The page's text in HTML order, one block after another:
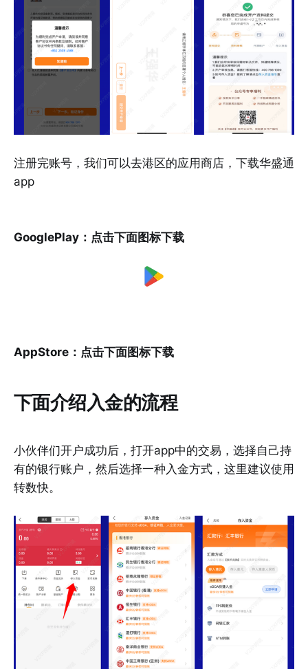
注册完账号，我们可以去港区的应用商店，下载华盛通
app
GooglePlay：点击下面图标下载
AppStore：点击下面图标下载
下面介绍入金的流程
小伙伴们开户成功后，打开app中的交易，选择自己持
有的银行账户，然后选择一种入金方式，这里建议使用
转数快。